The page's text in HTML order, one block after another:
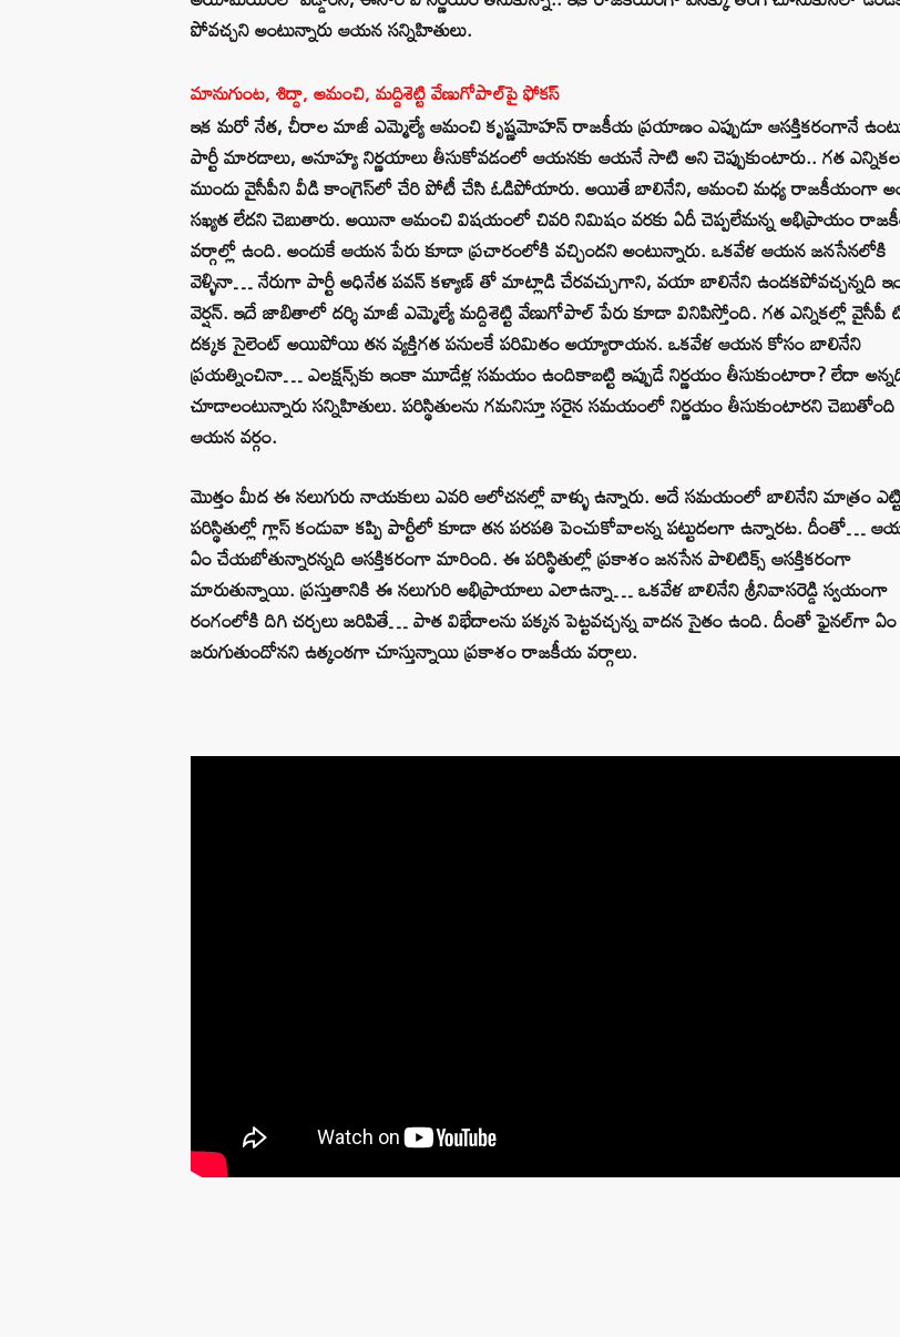
పోవ‌చ్చని అంటున్నారు ఆయ‌న స‌న్నిహితులు.
మానుగుంట, శిద్దా, ఆమంచి, మ‌ద్దిశెట్టి వేణుగోపాల్‌పై ఫోకస్‌
ఇక మరో నేత, చీరాల మాజీ ఎమ్మెల్యే ఆమంచి కృష్ణమోహన్ రాజకీయ ప్రయాణం ఎప్పుడూ ఆసక్తికరంగానే
పార్టీ మారడాలు, అనూహ్య నిర్ణయాలు తీసుకోవడంలో ఆయనకు ఆయ‌నే సాటి అని చెప్పుకుంటారు.. గత
ముందు వైసీపీని వీడి కాంగ్రెస్‌లో చేరి పోటీ చేసి ఓడిపోయారు. అయితే బాలినేని, ఆమంచి మధ్య రాజకీయంగా
సఖ్యత లేదని చెబుతారు. అయినా ఆమంచి విషయంలో చివరి నిమిషం వరకు ఏదీ చెప్పలేమన్న అభిప్రాయం
వర్గాల్లో ఉంది. అందుకే ఆయన పేరు కూడా ప్రచారంలోకి వచ్చిందని అంటున్నారు. ఒకవేళ ఆయ‌న జ‌న‌సేన‌లోకి
వెళ్ళినా… నేరుగా పార్టీ అధినేత ప‌వ‌న్ క‌ళ్యాణ్ తో మాట్లాడి చేర‌వ‌చ్చుగాని, వ‌యా బాలినేని ఉండకపోవచ్చన్నది
వెర్షన్‌. ఇదే జాబితాలో ద‌ర్శి మాజీ ఎమ్మెల్యే మద్దిశెట్టి వేణుగోపాల్ పేరు కూడా వినిపిస్తోంది. గ‌త ఎన్నిక‌ల్లో వైసీపీ
ద‌క్కక సైలెంట్‌ అయిపోయి త‌న వ్యక్తిగత ప‌నుల‌కే ప‌రిమితం అయ్యారాయన. ఒకవేళ ఆయన కోసం బాలినేని
ప్రయత్నించినా… ఎలక్షన్స్‌కు ఇంకా మూడేళ్ల సమయం ఉందికాబట్టి ఇప్పుడే నిర్ణయం తీసుకుంటారా? లేదా
చూడాలంటున్నారు సన్నిహితులు. పరిస్థితులను గమనిస్తూ సరైన సమయంలో నిర్ణయం తీసుకుంటారని చెబుతోంది
ఆయన వర్గం.
మొత్తం మీద ఈ నలుగురు నాయకులు ఎవరి ఆలోచనల్లో వాళ్ళు ఉన్నారు. అదే సమయంలో బాలినేని మాత్రం ఎట్టి
పరిస్థితుల్లో గ్లాస్‌ కండువా కప్పి పార్టీలో కూడా తన పరపతి పెంచుకోవాలన్న పట్టుదలగా ఉన్నారట. దీంతో…
ఏం చేయబోతున్నారన్నది ఆసక్తికరంగా మారింది. ఈ పరిస్థితుల్లో ప్రకాశం జనసేన పాలిటిక్స్‌ ఆసక్తికరంగా
మారుతున్నాయి. ప్రస్తుతానికి ఈ నలుగురి అభిప్రాయాలు ఎలాఉన్నా… ఒకవేళ బాలినేని శ్రీనివాసరెడ్డి స్వయంగా
రంగంలోకి దిగి చర్చలు జరిపితే… పాత విభేదాలను పక్కన పెట్టవచ్చన్న వాదన సైతం ఉంది. దీంతో ఫైనల్‌గా ఏం
జరుగుతుందోనని ఉత్కంఠగా చూస్తున్నాయి ప్రకాశం రాజకీయ వర్గాలు.